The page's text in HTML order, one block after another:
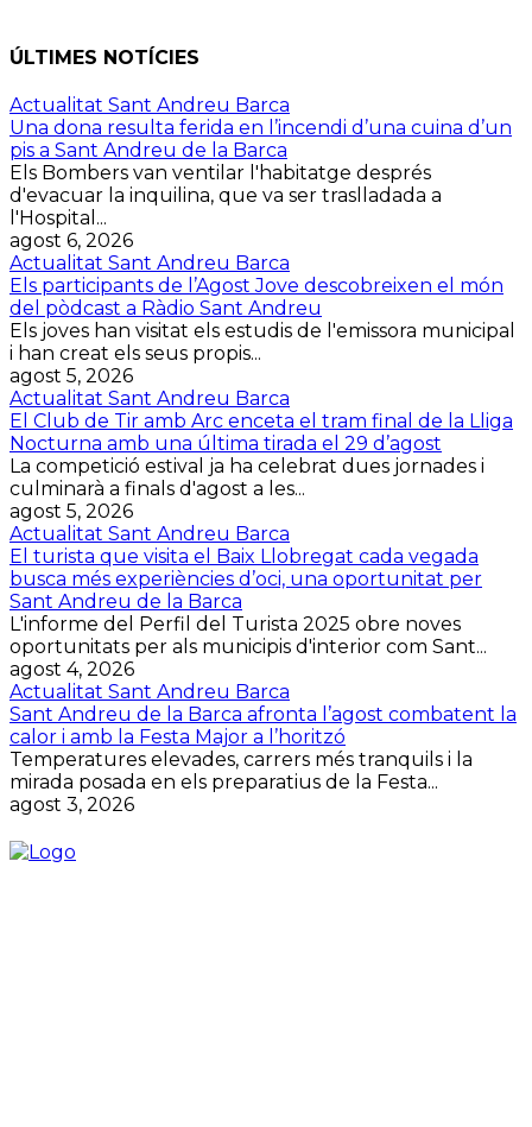
ÚLTIMES NOTÍCIES
Actualitat Sant Andreu Barca
Una dona resulta ferida en l’incendi d’una cuina d’un
pis a Sant Andreu de la Barca
Els Bombers van ventilar l'habitatge després
d'evacuar la inquilina, que va ser traslladada a
l'Hospital...
agost 6, 2026
Actualitat Sant Andreu Barca
Els participants de l’Agost Jove descobreixen el món
del pòdcast a Ràdio Sant Andreu
Els joves han visitat els estudis de l'emissora municipal
i han creat els seus propis...
agost 5, 2026
Actualitat Sant Andreu Barca
El Club de Tir amb Arc enceta el tram final de la Lliga
Nocturna amb una última tirada el 29 d’agost
La competició estival ja ha celebrat dues jornades i
culminarà a finals d'agost a les...
agost 5, 2026
Actualitat Sant Andreu Barca
El turista que visita el Baix Llobregat cada vegada
busca més experiències d’oci, una oportunitat per
Sant Andreu de la Barca
L'informe del Perfil del Turista 2025 obre noves
oportunitats per als municipis d'interior com Sant...
agost 4, 2026
Actualitat Sant Andreu Barca
Sant Andreu de la Barca afronta l’agost combatent la
calor i amb la Festa Major a l’horitzó
Temperatures elevades, carrers més tranquils i la
mirada posada en els preparatius de la Festa...
agost 3, 2026